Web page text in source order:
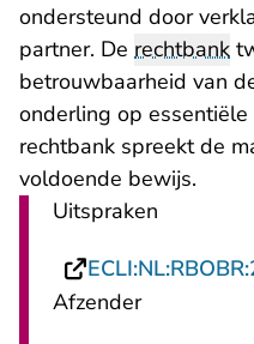
ondersteund door
partner. De rechtbank
betrouwbaarheid van
onderling op
rechtbank spreekt de
voldoende bewijs.
Uitspraken
Afzender